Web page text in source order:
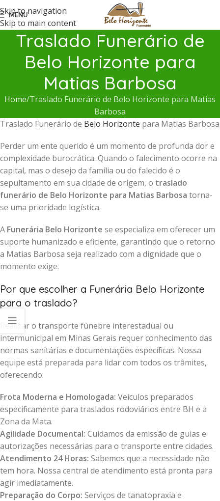
Skip to navigation
Skip to main content
MENU
Traslado Funerário de
Belo Horizonte para
Matias Barbosa
Home Traslado Funerário de Belo Horizonte para Matias
Barbosa
Traslado Funerário de Belo Horizonte para Matias Barbosa
Perder um ente querido é um momento de profunda dor e
complexidade burocrática. Quando o falecimento ocorre na
capital, mas o desejo da família ou do falecido é o
sepultamento em sua cidade de origem, o traslado
funerário de Belo Horizonte para Matias Barbosa torna-
se uma prioridade logística.
A Funerária Belo Horizonte se especializa em oferecer um
suporte humanizado e eficiente, garantindo que o retorno
a Matias Barbosa seja realizado com a dignidade que o
momento exige.
Por que escolher a Funerária Belo Horizonte
para o traslado?
Realizar o transporte fúnebre interestadual ou
intermunicipal em Minas Gerais requer conhecimento das
normas sanitárias e documentações específicas. Nossa
equipe está preparada para lidar com todos os trâmites,
oferecendo:
Frota Moderna e Homologada: Veículos preparados
especificamente para traslados rodoviários entre BH e a
Zona da Mata.
Agilidade Documental: Cuidamos da emissão de guias e
autorizações necessárias para o transporte entre cidades.
Atendimento 24 Horas: Sabemos que a necessidade não
tem hora. Nossa central de atendimento está pronta para
agir imediatamente.
Preparação do Corpo: Serviços de tanatopraxia e